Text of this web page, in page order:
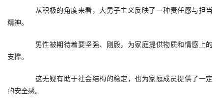
从积极的角度来看，大男子主义反映了一种责任感与担当
精神。
男性被期待着要坚强、刚毅，为家庭提供物质和情感上的
支撑。
这无疑有助于社会结构的稳定，也为家庭成员提供了一定
的安全感。